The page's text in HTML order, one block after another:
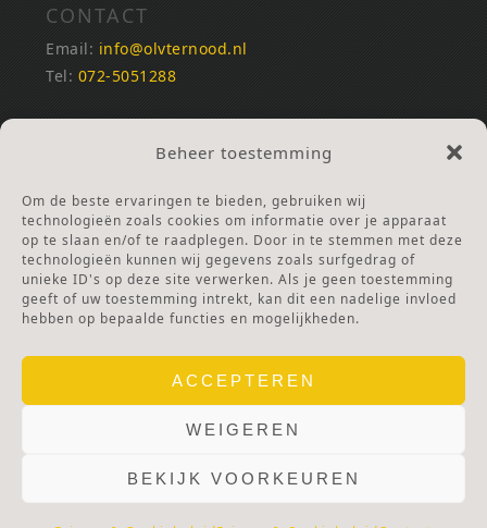
Beheer toestemming
Om de beste ervaringen te bieden, gebruiken wij
technologieën zoals cookies om informatie over je apparaat
op te slaan en/of te raadplegen. Door in te stemmen met deze
technologieën kunnen wij gegevens zoals surfgedrag of
unieke ID's op deze site verwerken. Als je geen toestemming
geeft of uw toestemming intrekt, kan dit een nadelige invloed
hebben op bepaalde functies en mogelijkheden.
ACCEPTEREN
WEIGEREN
BEKIJK VOORKEUREN
CONTACT
Email: info@olvternood.nl
Tel: 072-5051288
REKENINGNUMMERS
NL25INGB0000672168
Ga naar Doneren
ANBI Stichting
RSIN nummer:002832987
© 2025 OLV TER NOOD. WEBSITE. PRIVACY & COOKIES.